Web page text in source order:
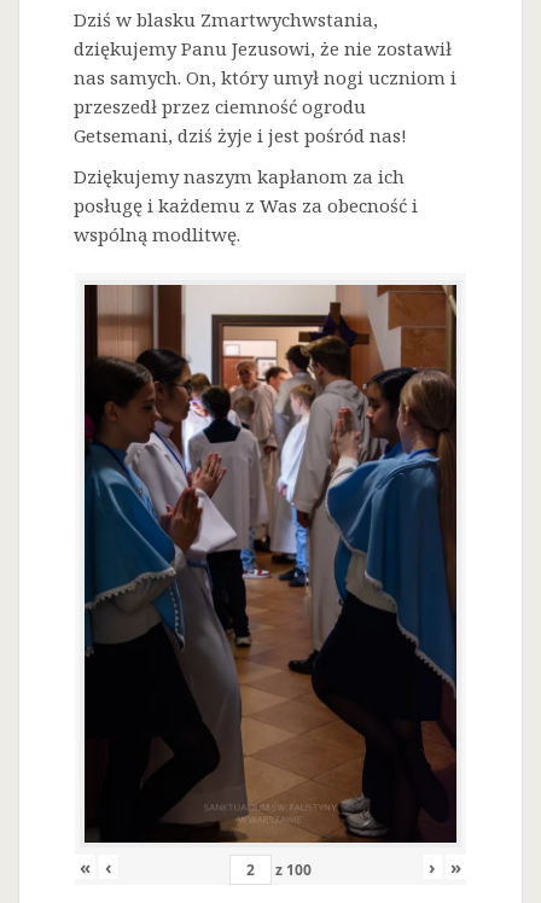
Dziś w blasku Zmartwychwstania,
dziękujemy Panu Jezusowi, że nie zostawił
nas samych. On, który umył nogi uczniom i
przeszedł przez ciemność ogrodu
Getsemani, dziś żyje i jest pośród nas!
Dziękujemy naszym kapłanom za ich
posługę i każdemu z Was za obecność i
wspólną modlitwę.
« ‹ z 100 › »